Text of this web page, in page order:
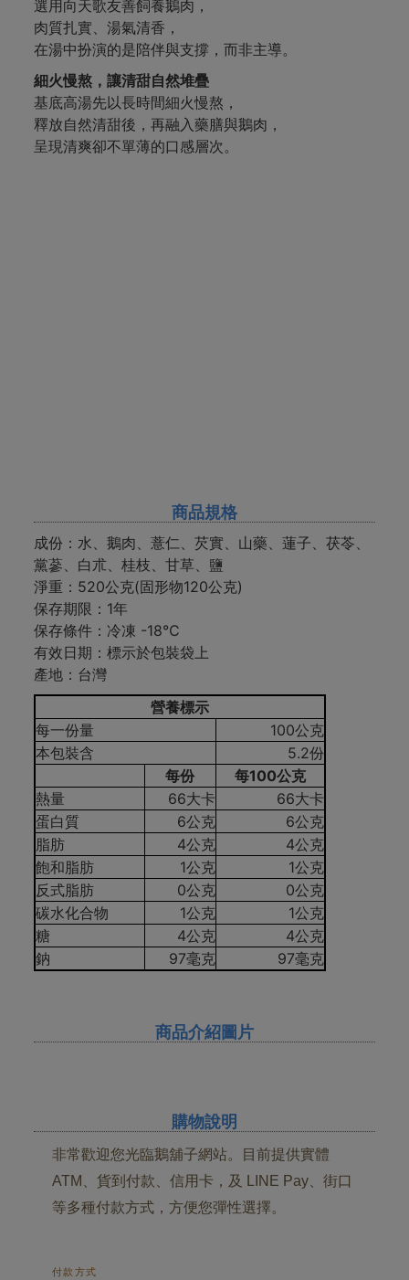
選用向天歌友善飼養鵝肉，
肉質扎實、湯氣清香，
在湯中扮演的是陪伴與支撐，而非主導。
細火慢熬，讓清甜自然堆疊
基底高湯先以長時間細火慢熬，
釋放自然清甜後，再融入藥膳與鵝肉，
呈現清爽卻不單薄的口感層次。
商品規格
成份：水、鵝肉、薏仁、芡實、山藥、蓮子、茯苓、
黨蔘、白朮、桂枝、甘草、鹽
淨重：520公克(固形物120公克)
保存期限：1年
保存條件：冷凍 -18℃
有效日期：標示於包裝袋上
產地：台灣
營養標示
每一份量
100公克
本包裝含
5.2份
每份
每100公克
熱量
66大卡
66大卡
蛋白質
6公克
6公克
脂肪
4公克
4公克
飽和脂肪
1公克
1公克
反式脂肪
0公克
0公克
碳水化合物
1公克
1公克
糖
4公克
4公克
鈉
97毫克 97毫克
商品介紹圖片
購物說明
非常歡迎您光臨鵝舖子網站。目前提供實體
ATM、貨到付款、信用卡，及 LINE Pay、街口
等多種付款方式，方便您彈性選擇。
付款方式